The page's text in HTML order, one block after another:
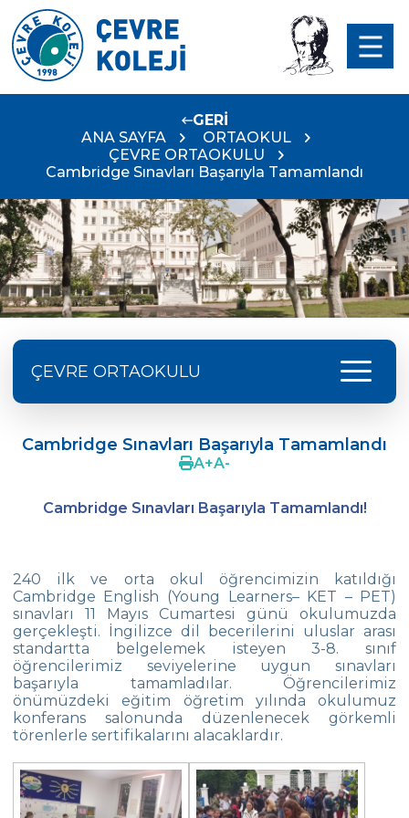
GERİ
ANA SAYFA
ORTAOKUL
ÇEVRE ORTAOKULU
Cambridge Sınavları Başarıyla Tamamlandı
ÇEVRE ORTAOKULU menu
MATEMATİK OLİMPİYATLARI
Çevre‘de Dil Bayramı Coşkusu
Doç. Dr. Coşkun Küçüktepe ile Eğitimde
Concours 2022 de Chanson Francophones
5.Sınıf Öğrencilerimizle Tarihe Yolculuk
Yüzmede Bir Başarı Daha
Türk Zekâ Vakfı Şampiyonası
Kitap Değiş Tokuş Kampanyası
SEMEP Etkinliğinde Su ve Toprak Kirliliğine
Dikkat Çektik
Cambridge Sınavları Başarıyla Tamamlandı
A+A-
Cambridge Sınavları Başarıyla Tamamlandı!
240 ilk ve orta okul öğrencimizin katıldığı
Cambridge English (Young Learners– KET – PET)
sınavları 11 Mayıs Cumartesi günü okulumuzda
gerçekleşti. İngilizce dil becerilerini uluslar arası
standartta belgelemek isteyen 3-8. sınıf
öğrencilerimiz seviyelerine uygun sınavları
başarıyla tamamladılar. Öğrencilerimiz
önümüzdeki eğitim öğretim yılında okulumuz
konferans salonunda düzenlenecek görkemli
törenlerle sertifikalarını alacaklardır.